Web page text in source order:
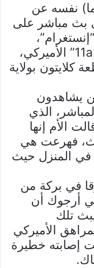
أمريكي (13 عاما) نفسه عن
بث مباشر على
ووفق ما أورد موقع ” 11alive” الأميركي،
كلايتون بولاية
ونحو 50 آخرين يشاهدون
الذي
الأم إنها
فهرعت هي
في المنزل حيث
في بركة من
أرجوك أن
تلك
الأميركي
إصابته خطيرة